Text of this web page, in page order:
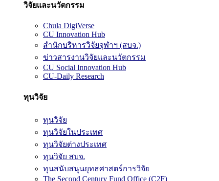
วิจัยและนวัตกรรม
Chula DigiVerse
CU Innovation Hub
สำนักบริหารวิจัยจุฬาฯ (สบจ.)
ข่าวสารงานวิจัยและนวัตกรรม
CU Social Innovation Hub
CU-Daily Research
ทุนวิจัย
ทุนวิจัย
ทุนวิจัยในประเทศ
ทุนวิจัยต่างประเทศ
ทุนวิจัย สบจ.
ทุนสนับสนุนยุทธศาสตร์การวิจัย
The Second Century Fund Office (C2F)